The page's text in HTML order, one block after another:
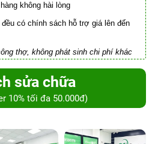
không hài lòng
đều có chính sách hỗ trợ giá lên đến
thợ, không phát sinh chi phí khác
sửa chữa
10% tối đa 50.000đ)